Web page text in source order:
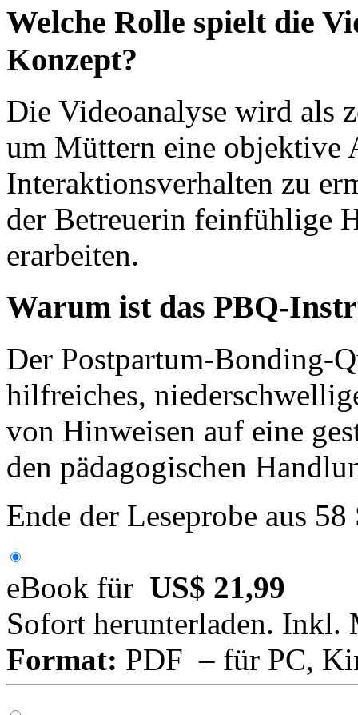
Welche Rolle spielt die
Konzept?
Die Videoanalyse wird als
um Müttern eine objektive
Interaktionsverhalten zu
der Betreuerin feinfühlige
erarbeiten.
Warum ist das PBQ-
Der Postpartum-Bonding-
hilfreiches,
von Hinweisen auf eine
den pädagogischen
Ende der Leseprobe aus
eBook für US$ 21,99
Sofort herunterladen. Inkl.
Format: PDF – für PC,